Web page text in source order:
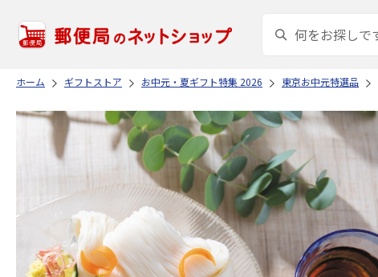
ホーム ギフトストア お中元・夏ギフト特集 2026 東京お中元特選品